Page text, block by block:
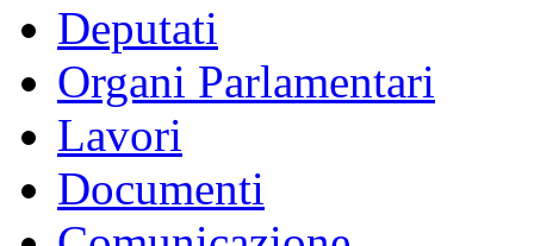
Deputati
Organi Parlamentari
Lavori
Documenti